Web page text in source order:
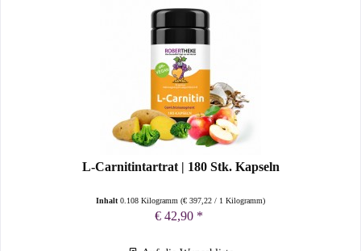
L-Carnitintartrat | 180 Stk. Kapseln
Inhalt0.108 Kilogramm(€ 397,22 / 1 Kilogramm)
€ 42,90 *